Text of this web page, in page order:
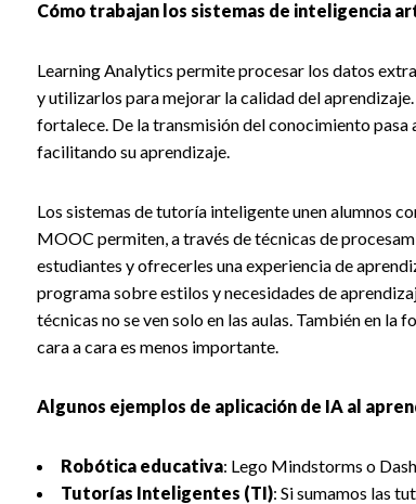
Cómo trabajan los sistemas de inteligencia
Learning Analytics permite procesar los datos
y utilizarlos para mejorar la calidad del
fortalece. De la transmisión del conocimiento
facilitando su aprendizaje.
Los sistemas de tutoría inteligente unen alumnos
MOOC permiten, a través de técnicas de
estudiantes y ofrecerles una experiencia de
programa sobre estilos y necesidades de
técnicas no se ven solo en las aulas. También en
cara a cara es menos importante.
Algunos ejemplos de aplicación de IA al
Robótica educativa: Lego Mindstorms o
Tutorías Inteligentes (TI): Si sumamos las